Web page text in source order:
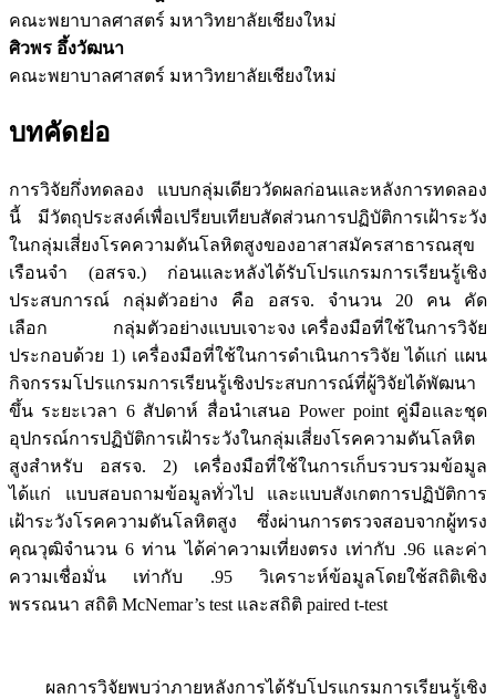
คณะพยาบาลศาสตร์ มหาวิทยาลัยเชียงใหม่
ศิวพร อึ้งวัฒนา
คณะพยาบาลศาสตร์ มหาวิทยาลัยเชียงใหม่
บทคัดย่อ
การวิจัยกึ่งทดลอง แบบกลุ่มเดียววัดผลก่อนและหลังการทดลอง
นี้ มีวัตถุประสงค์เพื่อเปรียบเทียบสัดส่วนการปฏิบัติการเฝ้าระวัง
ในกลุ่มเสี่ยงโรคความดันโลหิตสูงของอาสาสมัครสาธารณสุข
เรือนจำ (อสรจ.) ก่อนและหลังได้รับโปรแกรมการเรียนรู้เชิง
ประสบการณ์ กลุ่มตัวอย่าง คือ อสรจ. จำนวน 20 คน คัด
เลือก กลุ่มตัวอย่างแบบเจาะจง เครื่องมือที่ใช้ในการวิจัย
ประกอบด้วย 1) เครื่องมือที่ใช้ในการดำเนินการวิจัย ได้แก่ แผน
กิจกรรมโปรแกรมการเรียนรู้เชิงประสบการณ์ที่ผู้วิจัยได้พัฒนา
ขึ้น ระยะเวลา 6 สัปดาห์ สื่อนำเสนอ Power point คู่มือและชุด
อุปกรณ์การปฏิบัติการเฝ้าระวังในกลุ่มเสี่ยงโรคความดันโลหิต
สูงสำหรับ อสรจ. 2) เครื่องมือที่ใช้ในการเก็บรวบรวมข้อมูล
ได้แก่ แบบสอบถามข้อมูลทั่วไป และแบบสังเกตการปฏิบัติการ
เฝ้าระวังโรคความดันโลหิตสูง ซึ่งผ่านการตรวจสอบจากผู้ทรง
คุณวุฒิจำนวน 6 ท่าน ได้ค่าความเที่ยงตรง เท่ากับ .96 และค่า
ความเชื่อมั่น เท่ากับ .95 วิเคราะห์ข้อมูลโดยใช้สถิติเชิง
พรรณนา สถิติ McNemar’s test และสถิติ paired t-test
ผลการวิจัยพบว่าภายหลังการได้รับโปรแกรมการเรียนรู้เชิง